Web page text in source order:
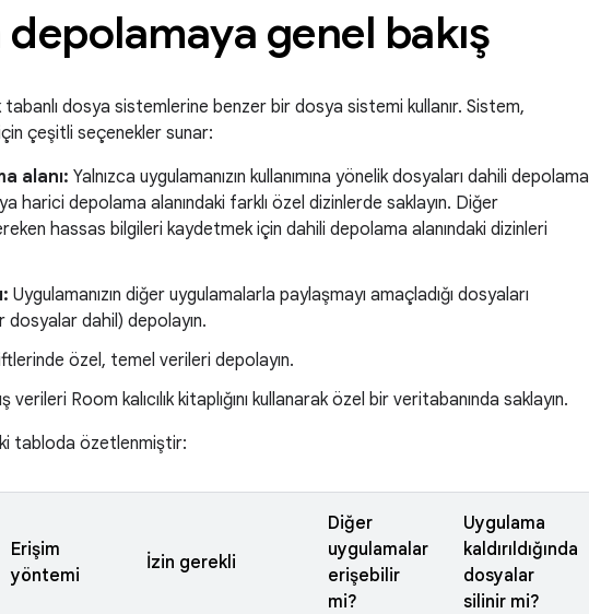
genel bakış
dosya sistemlerine benzer bir dosya sistemi kullanır. Sistem,
çeşitli seçenekler sunar:
alanı: Yalnızca uygulamanızın kullanımına yönelik dosyaları dahili depolama
harici depolama alanındaki farklı özel dizinlerde saklayın. Diğer
hassas bilgileri kaydetmek için dahili depolama alanındaki dizinleri
Uygulamanızın diğer uygulamalarla paylaşmayı amaçladığı dosyaları
dahil) depolayın.
özel, temel verileri depolayın.
verileri Room kalıcılık kitaplığını kullanarak özel bir veritabanında saklayın.
tabloda özetlenmiştir:
Erişim
yöntemi
İzin gerekli
Diğer
uygulamalar
erişebilir
mi?
Uygulama
kaldırıldığında
dosyalar
silinir mi?